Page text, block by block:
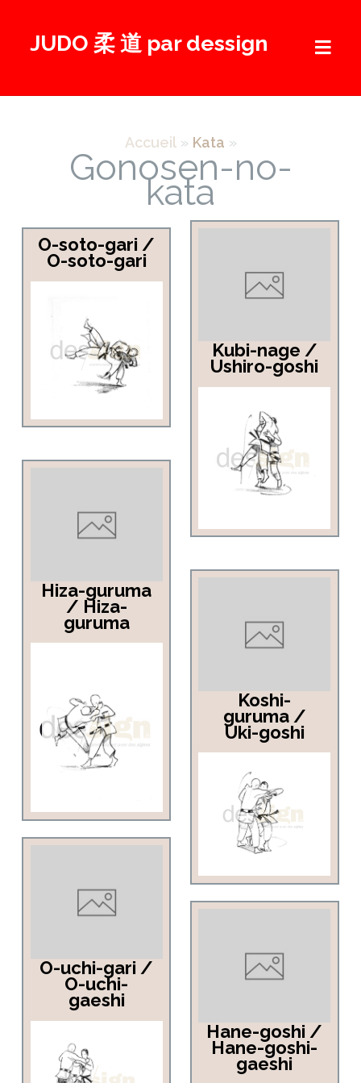
contenuJUDO 柔 道 par dessign
Accueil» Kata »
Gonosen-no-
kata
O-soto-gari /
O-soto-gari
Hiza-guruma
/ Hiza-
guruma
O-uchi-gari /
O-uchi-
gaeshi
Kubi-nage /
Ushiro-goshi
Koshi-
guruma /
Uki-goshi
Hane-goshi /
Hane-goshi-
gaeshi